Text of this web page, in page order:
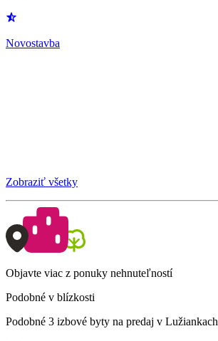
Novostavba
Zobraziť všetky
Objavte viac z ponuky nehnuteľností
Podobné v blízkosti
Podobné 3 izbové byty na predaj v Lužiankach